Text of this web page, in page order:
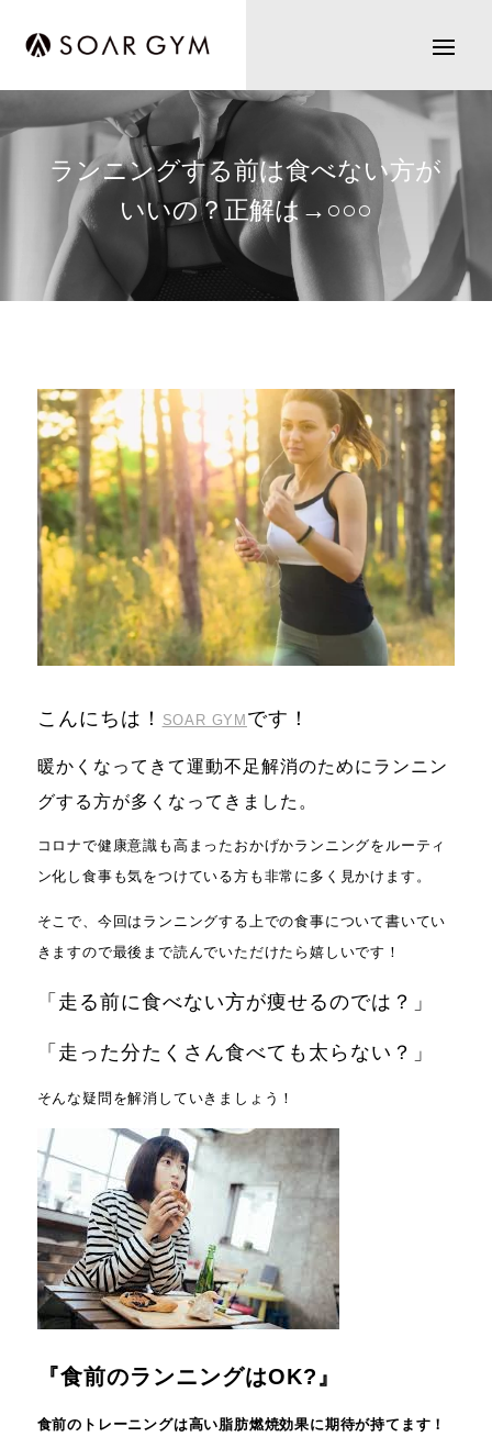
ランニングする前は食べない方が
いいの？正解は→○○○
こんにちは！ SOAR GYM です！
暖かくなってきて運動不足解消のためにランニン
グする方が多くなってきました。
コロナで健康意識も高まったおかげかランニングをルーティ
ン化し食事も気をつけている方も非常に多く見かけます。
そこで、今回はランニングする上での食事について書いてい
きますので最後まで読んでいただけたら嬉しいです！
「走る前に食べない方が痩せるのでは？」
「走った分たくさん食べても太らない？」
そんな疑問を解消していきましょう！
『食前のランニングはOK?』
食前のトレーニングは高い脂肪燃焼効果に期待が持てます！